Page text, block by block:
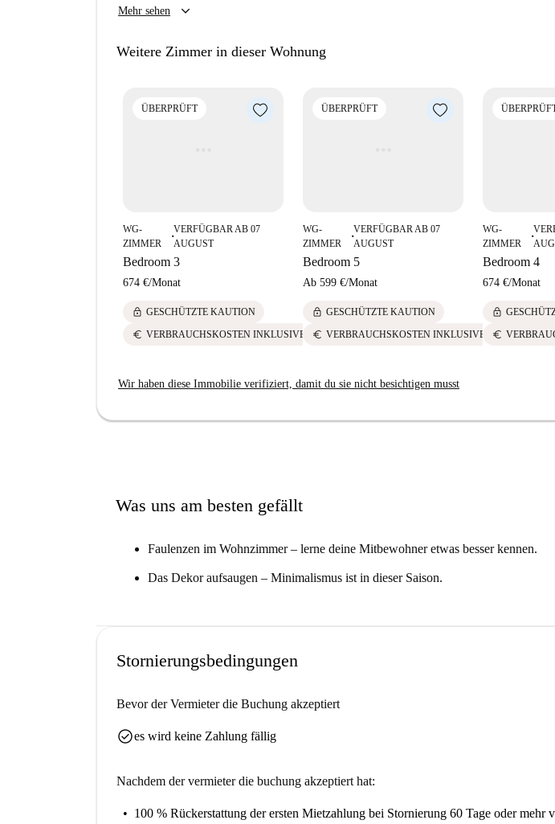
Mehr sehen keyboard_arrow_down
Weitere Zimmer in dieser Wohnung
ÜBERPRÜFT
WG-
ZIMMER
■
VERFÜGBAR AB 07
AUGUST
Bedroom 3
674 €/Monat
lock GESCHÜTZTE KAUTION
euro VERBRAUCHSKOSTEN INKLUSIVE
ÜBERPRÜFT
WG-
ZIMMER
■
VERFÜGBAR AB 07
AUGUST
Bedroom 5
Ab 599 €/Monat
lock GESCHÜTZTE KAUTION
euro VERBRAUCHSKOSTEN INKLUSIVE
WG-
ZIMMER
■
Bedroom 4
674 €/Monat
lock
euro
Wir haben diese Immobilie verifiziert, damit du sie nicht besichtigen musst
Was uns am besten gefällt
Faulenzen im Wohnzimmer – lerne deine Mitbewohner etwas besser kennen.
Das Dekor aufsaugen – Minimalismus ist in dieser Saison.
Stornierungsbedingungen
Bevor der Vermieter die Buchung akzeptiert
check_circlees wird keine Zahlung fällig
Nachdem der vermieter die buchung akzeptiert hat:
100 % Rückerstattung der ersten Mietzahlung bei Stornierung 60 Tage oder mehr